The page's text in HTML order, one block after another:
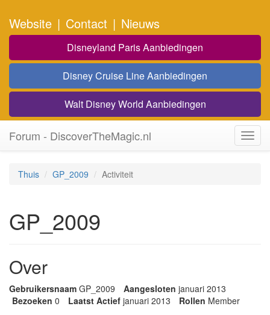
Website | Contact | Nieuws
Disneyland Paris Aanbiedingen
Disney Cruise Line Aanbiedingen
Walt Disney World Aanbiedingen
Forum - DiscoverTheMagic.nl
Thuis GP_2009 Activiteit
GP_2009
Over
Gebruikersnaam GP_2009 Aangesloten januari 2013
Bezoeken 0 Laatst Actief januari 2013 Rollen Member